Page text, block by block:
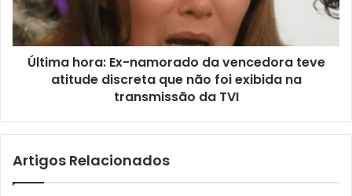
Última hora: Ex-namorado da vencedora teve
atitude discreta que não foi exibida na
transmissão da TVI
Artigos Relacionados